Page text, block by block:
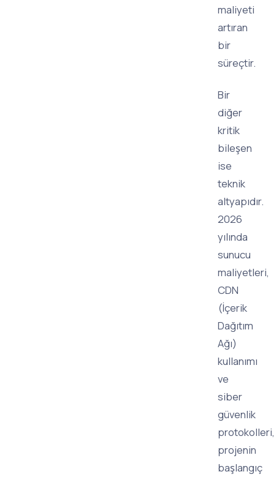
maliyeti
artıran
bir
süreçtir.
Bir
diğer
kritik
bileşen
ise
teknik
altyapıdır.
2026
yılında
sunucu
maliyetleri,
CDN
(İçerik
Dağıtım
Ağı)
kullanımı
ve
siber
güvenlik
protokolleri,
projenin
başlangıç